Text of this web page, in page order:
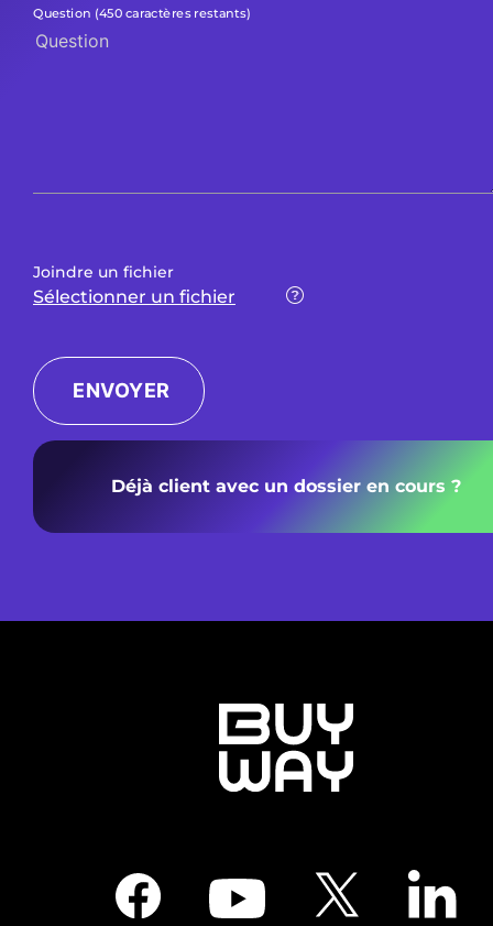
Question (450 caractères restants)
Joindre un fichier
Sélectionner un fichier
ENVOYER
Déjà client avec un dossier en cours ?